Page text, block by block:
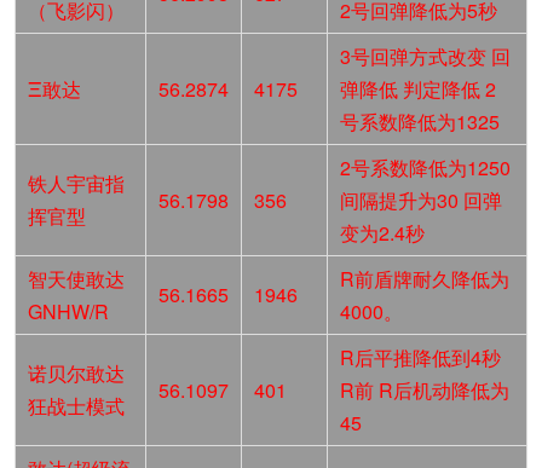
（飞影闪） 2号回弹降低为5秒
Ξ敢达 56.2874 4175
3号回弹方式改变 回
弹降低 判定降低 2
号系数降低为1325
铁人宇宙指
挥官型
56.1798 356
2号系数降低为1250
间隔提升为30 回弹
变为2.4秒
智天使敢达
GNHW/R
56.1665 1946
R前盾牌耐久降低为
4000。
诺贝尔敢达
狂战士模式
56.1097 401
R后平推降低到4秒
R前 R后机动降低为
45